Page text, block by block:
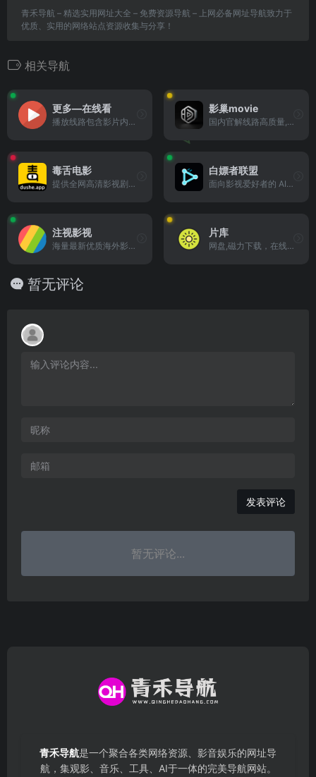
青禾导航 – 精选实用网址大全 – 免费资源导航 – 上网必备网址导航致力于
优质、实用的网络站点资源收集与分享！
相关导航
更多—在线看
播放线路包含影片内置广告或部分影片需付费的影视网站
影巢movie
国内官解线路高质量,movie1080,海量高清视频在线观看
毒舌电影
提供全网高清影视剧的综合网站
白嫖者联盟
面向影视爱好者的 AI 搜索与内容发现工具，支持电影、电视剧、动漫、综艺片库浏览、智能推荐
注视影视
海量最新优质海外影视剧资源的网站
片库
网盘,磁力下载，在线观看三合一的视频网站
暂无评论
发表评论
暂无评论...
青禾导航是一个聚合各类网络资源、影音娱乐的网址导
航，集观影、音乐、工具、AI于一体的完美导航网站。